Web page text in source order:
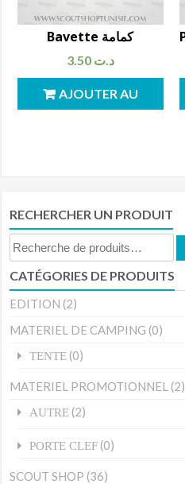
Bavette كمامة
3.50 د.ت
AJOUTER AU
RECHERCHER UN PRODUIT
Recherche
pour :
CATÉGORIES DE PRODUITS
EDITION (2)
MATERIEL DE CAMPING (0)
TENTE (0)
MATERIEL PROMOTIONNEL (2)
AUTRE (2)
PORTE CLEF (0)
SCOUT SHOP (36)